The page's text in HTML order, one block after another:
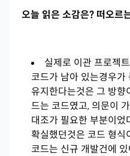
오늘 읽은 소감은? 떠오르
실제로 이관 프로젝
코드가 남아 있는경우가
유지한다는것은 그 방향
드는 코드였고, 의문이
대조가 필요한 부분이었
확실했던것은 코드 형식
코드는 신규 개발건에